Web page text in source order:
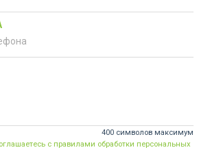
400 символов максимум
с правилами обработки персональных